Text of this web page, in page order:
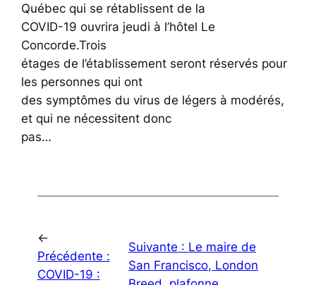
Québec qui se rétablissent de la
COVID-19 ouvrira jeudi à l’hôtel Le
Concorde.Trois
étages de l’établissement seront réservés pour
les personnes qui ont
des symptômes du virus de légers à modérés,
et qui ne nécessitent donc
pas…
←
Précédente :
COVID-19 :
Suivante : Le maire de
San Francisco, London